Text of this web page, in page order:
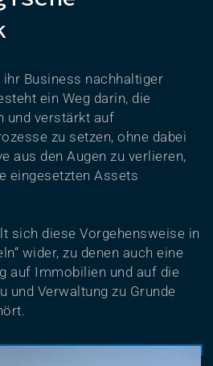
ihr Business nachhaltiger
ein Weg darin, die
und verstärkt auf
zu setzen, ohne dabei
aus den Augen zu verlieren,
eingesetzten Assets
sich diese Vorgehensweise in
wider, zu denen auch eine
auf Immobilien und auf die
und Verwaltung zu Grunde